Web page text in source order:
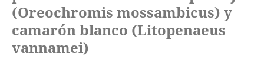
(Oreochromis mossambicus) y
camarón blanco (Litopenaeus
vannamei)